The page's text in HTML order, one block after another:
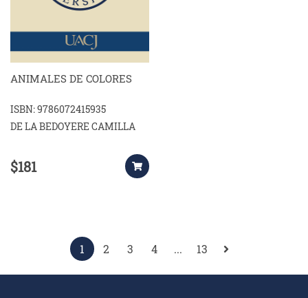
ANIMALES DE COLORES
ISBN: 9786072415935
DE LA BEDOYERE CAMILLA
$181
1 2 3 4 ... 13